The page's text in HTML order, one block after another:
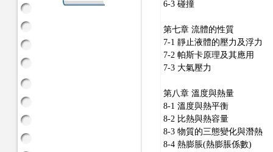
6-3 碰撞
第七章 流體的性質
7-1 靜止液體的壓力及浮力
7-2 帕斯卡原理及其應用
7-3 大氣壓力
第八章 溫度與熱量
8-1 溫度與熱平衡
8-2 比熱與熱容量
8-3 物質的三態變化與潛熱
8-4 熱膨脹(熱膨脹係數)